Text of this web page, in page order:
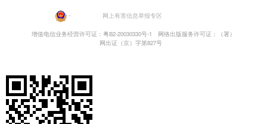
・ 网上有害信息举报专区
增值电信业务经营许可证：粤B2-20030330号-1
网络出版服务许可证：（署）
网出证（京）字第827号